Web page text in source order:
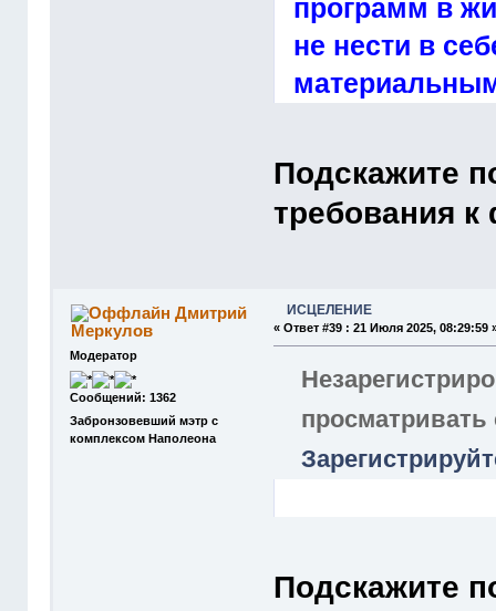
программ в
не нести в
Подскажите
требования к
Дмитрий
Меркулов
Модератор
Сообщений: 1362
Забронзовевший мэтр с
комплексом Наполеона
ИСЦЕЛЕНИЕ
«Ответ #39 : 21 Июля 2025, 08:29:59
Подскажите